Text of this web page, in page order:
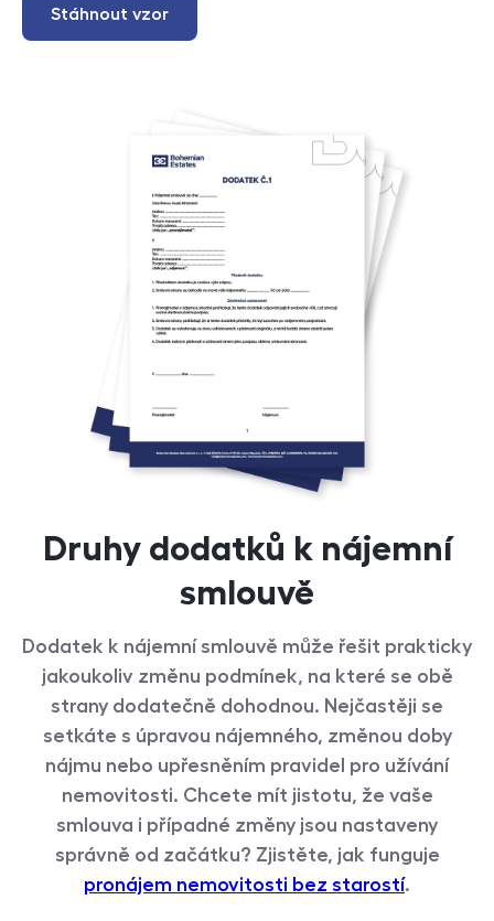
Stáhnout vzor
Druhy dodatků k nájemní
smlouvě
Dodatek k nájemní smlouvě může řešit prakticky
jakoukoliv změnu podmínek, na které se obě
strany dodatečně dohodnou. Nejčastěji se
setkáte s úpravou nájemného, změnou doby
nájmu nebo upřesněním pravidel pro užívání
nemovitosti. Chcete mít jistotu, že vaše
smlouva i případné změny jsou nastaveny
správně od začátku? Zjistěte, jak funguje
pronájem nemovitosti bez starostí.